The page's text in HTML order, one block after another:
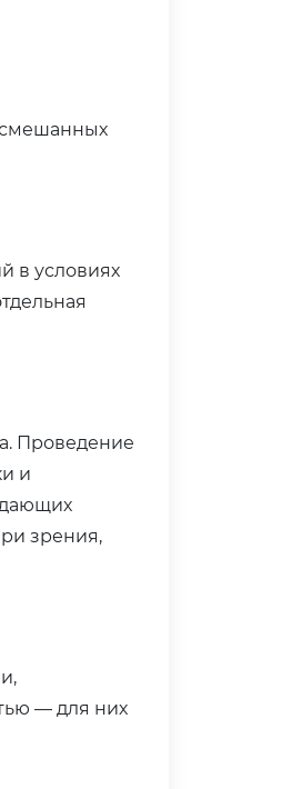
смешанных
в условиях
Проведение
и
зрения,
— для них